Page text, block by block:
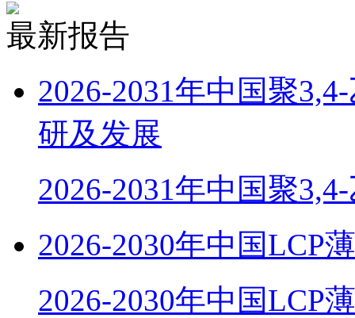
最新报告
2026-2031年中国聚
研及发展
2026-2031年中国聚
2026-2030年中国LCP
2026-2030年中国LCP